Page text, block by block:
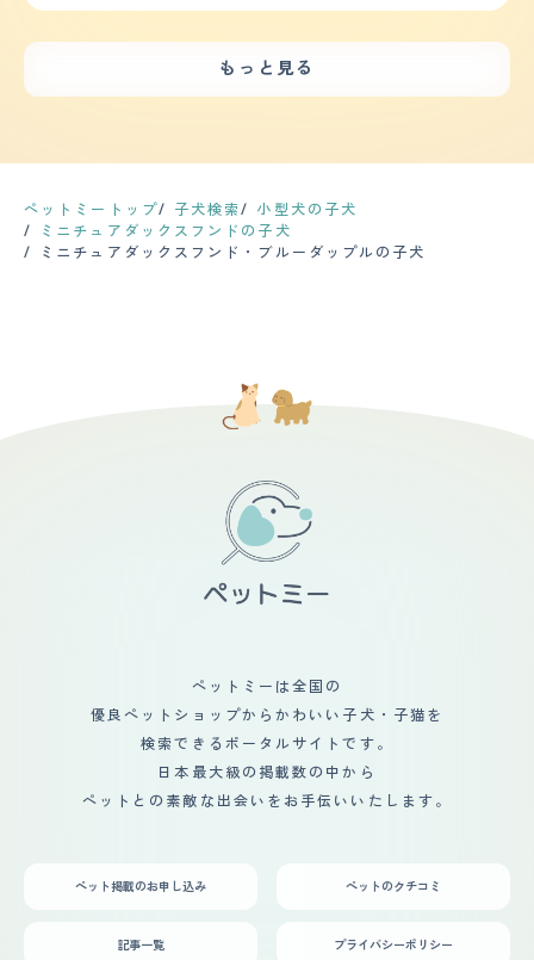
ンプーをしないと抜け毛で家の中が毛だらけになってしま
ます。今のところ目薬で対処しています。 【鳴き声】 我
が家にきたばかりの頃は高い声で可愛らしく思っていまし
いかと気になることが少なくないです。夜中にバイクの音
いなく接してくれるので、犬が好きな方であれば楽しく過
ごすことができると思います。ペットショップで購入した
のですが、最初は違う犬種を考えていました。私を見て可
たりすると吠えて教えてくれることもあるので、赤ちゃん
のことを大事にしていることが分かります。一緒に成長し
はありません。最初はケージを使用していましたが、最近
は一緒に布団で寝るようになって、私の生活で不可欠で
15歳でも一度再発した。 1～2週間で状態は良くなる為、
今は問題なく元気に過ごしている。 毎年一度の健康診断
【毛の手入れ・シャンプー回数】 毛の長さはロングで柔
らかい。 シャンプーは月に一度トリミングサロンに行
き、普段は週に2回くらい自宅でブラッシングしている。
トカットしてもらっている。 【総評】 人懐っこく愛嬌が
あるところが可愛くて好き。 迎え入れる前に不安だった
というか嫌だなと思ったことは、 先代のワンコが亡くな
うことに前向きではなかった。 結局母が中心となってお
世話をし、私はあまり入れ込まないようにしていたのだ
が、 ラムが5歳の時に母が急逝し、母を亡くした喪失感や
悲しさから半年くらい引きこもってしまったが、 その時
に心の支えになったのがラムの存在だった。 私がお世話
のバトンタッチをすることになり、結局可愛くて仕方ない
た。 生活は今も彼女中心になっていて、仕事や出かけた
日は少しでも早く帰宅してあげようと思うので、 私も夫
どもシニアとなった今では預けられるところもない為、一
緒に泊まれる宿やペット同伴可能な店を探して、 少しで
も一緒にいられるようにしている。
敵対しますが、人にはなつっこくて可愛がられています。
ていたので、誰に対してもお腹を見せるようになりまし
た。 【健康・寿命】 健康面で気になるのは、胃腸があま
ありませんが、このまま続くようであれば対策をしようと
っています。1回あたりの時間は15分くらいですが、ジョ
ギングくらいのペースで走るので運動量としては多いと思
います。家の中でもスイッチが入ると止まらなくなりま
ミングサロンで2カ月に1回行っています。ただ、足の毛に
関しては、長くなったと感じた際に自分でカットしていま
ので、コミュニケーションが取りやすい犬種です。怒られ
たらテーブルの下に隠れていますし、楽しい時は飛び上が
って遊んでいます。常に落ちついている犬種より、感情を
出してくれた方が何を求めているのかが分かるので飼育し
やすいです。ペットショップで一目惚れをして飼うことを
決めました。抱かせてもらった時に逃げようとしなかった
ングなどにも協力的で、むしろ私より可愛がっているかも
しれません。私の家族は夕食を食べたら各々の部屋で過ご
すことが多かったのですが、犬と遊ぶためにリビングで過
ごすようになって、コミュニケーションが以前より増えた
のは間違いないです。犬がきっかけになって、ここまで生
活が変わるとは思っていなかったので、正直ビックリして
います。
もっと見る
ペットミートップ 子犬検索
小型犬の子犬
ミニチュアダックスフンドの子犬
ミニチュアダックスフンド・ブルーダップルの子犬
ペットミーは全国の
優良ペットショップからかわいい子犬・子猫を
検索できるポータルサイトです。
日本最大級の掲載数の中から
ペットとの素敵な出会いをお手伝いいたします。
ペット掲載のお申し込み ペットのクチコミ
記事一覧 プライバシーポリシー